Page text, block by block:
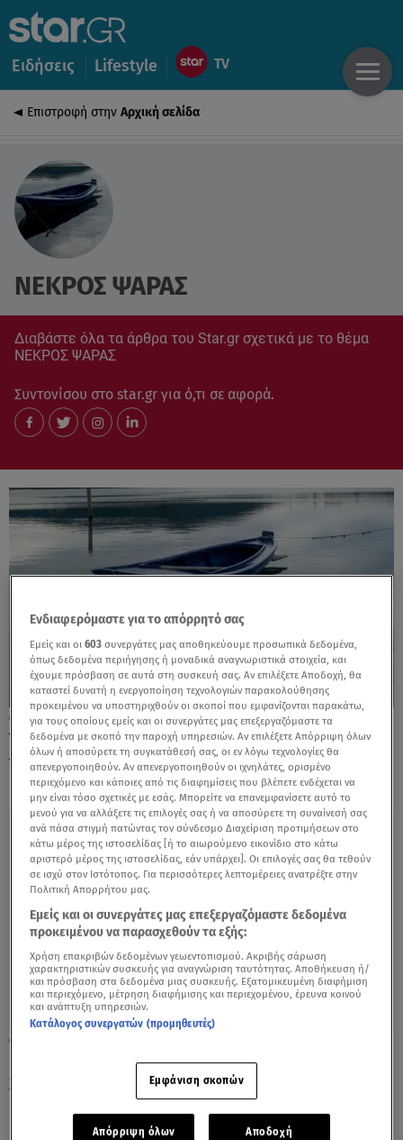
Ειδήσεις Lifestyle
Επιστροφή στην Αρχική σελίδα
ΝΕΚΡΟΣ ΨΑΡΑΣ
Διαβάστε όλα τα άρθρα του Star.gr σχετικά με το θέμα
ΝΕΚΡΟΣ ΨΑΡΑΣ
Συντονίσου στο star.gr για ό,τι σε αφορά.
03.01.26, 16:31
Τραγωδία στην Καβάλα: Ψαράς βρέθηκε
νεκρός στις εκβολές Στρυμόνα
Κρήτη: Συγκλονίζει η σύζυγος του
35χρονου ψαρά - «Να περνάτε χρόνο
Ενδιαφερόμαστε για το απόρρητό σας
Εμείς και οι603 συνεργάτες μας αποθηκεύουμε προσωπικά δεδομένα,
όπως δεδομένα περιήγησης ή μοναδικά αναγνωριστικά στοιχεία, και
έχουμε πρόσβαση σε αυτά στη συσκευή σας. Αν επιλέξετε Αποδοχή, θα
καταστεί δυνατή η ενεργοποίηση τεχνολογιών παρακολούθησης
προκειμένου να υποστηριχθούν οι σκοποί που εμφανίζονται παρακάτω,
για τους οποίους εμείς και οι συνεργάτες μας επεξεργαζόμαστε τα
δεδομένα με σκοπό την παροχή υπηρεσιών. Αν επιλέξετε Απόρριψη όλων
όλων ή αποσύρετε τη συγκατάθεσή σας, οι εν λόγω τεχνολογίες θα
απενεργοποιηθούν. Αν απενεργοποιηθούν οι ιχνηλάτες, ορισμένο
περιεχόμενο και κάποιες από τις διαφημίσεις που βλέπετε ενδέχεται να
μην είναι τόσο σχετικές με εσάς. Μπορείτε να επανεμφανίσετε αυτό το
μενού για να αλλάξετε τις επιλογές σας ή να αποσύρετε τη συναίνεσή σας
ανά πάσα στιγμή πατώντας τον σύνδεσμο Διαχείριση προτιμήσεων στο
κάτω μέρος της ιστοσελίδας [ή το αιωρούμενο εικονίδιο στο κάτω
αριστερό μέρος της ιστοσελίδας, εάν υπάρχει]. Οι επιλογές σας θα τεθούν
σε ισχύ στον Ιστότοπος. Για περισσότερες λεπτομέρειες ανατρέξτε στην
Πολιτική Απορρήτου μας.
Εμείς και οι συνεργάτες μας επεξεργαζόμαστε δεδομένα
προκειμένου να παρασχεθούν τα εξής:
Χρήση επακριβών δεδομένων γεωεντοπισμού. Ακριβής σάρωση
χαρακτηριστικών συσκευής για αναγνώριση ταυτότητας. Αποθήκευση ή/
και πρόσβαση στα δεδομένα μιας συσκευής. Εξατομικευμένη διαφήμιση
και περιεχόμενο, μέτρηση διαφήμισης και περιεχομένου, έρευνα κοινού
και ανάπτυξη υπηρεσιών.
Κατάλογος συνεργατών (προμηθευτές)
Εμφάνιση σκοπών
Απόρριψη όλων Αποδοχή